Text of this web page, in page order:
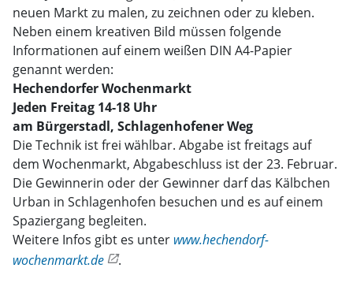
neuen Markt zu malen, zu zeichnen oder zu kleben.
Neben einem kreativen Bild müssen folgende
Informationen auf einem weißen DIN A4-Papier
genannt werden:
Hechendorfer Wochenmarkt
Jeden Freitag 14-18 Uhr
am Bürgerstadl, Schlagenhofener Weg
Die Technik ist frei wählbar. Abgabe ist freitags auf
dem Wochenmarkt, Abgabeschluss ist der 23. Februar.
Die Gewinnerin oder der Gewinner darf das Kälbchen
Urban in Schlagenhofen besuchen und es auf einem
Spaziergang begleiten.
Weitere Infos gibt es unter www.hechendorf-
wochenmarkt.de
.